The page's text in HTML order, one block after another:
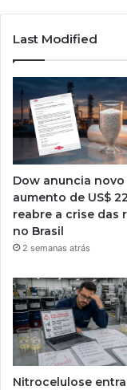
Last Modified
Dow anuncia novo
aumento de US$
reabre a crise das
no Brasil
2 semanas atrás
Nitrocelulose